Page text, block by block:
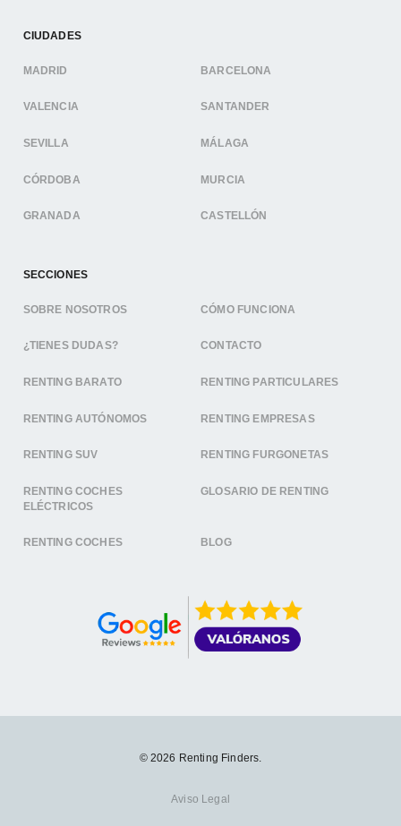
CIUDADES
MADRID BARCELONA
VALENCIA SANTANDER
SEVILLA MÁLAGA
CÓRDOBA MURCIA
GRANADA CASTELLÓN
SECCIONES
SOBRE NOSOTROS CÓMO FUNCIONA
¿TIENES DUDAS? CONTACTO
RENTING BARATO RENTING PARTICULARES
RENTING AUTÓNOMOS RENTING EMPRESAS
RENTING SUV RENTING FURGONETAS
RENTING COCHES
ELÉCTRICOS
GLOSARIO DE RENTING
RENTING COCHES BLOG
© 2026 Renting Finders.
Aviso Legal